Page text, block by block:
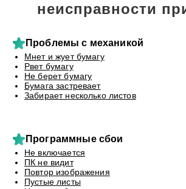
неисправности
Проблемы с механикой
Мнет и жует бумагу
Рвет бумагу
Не берет бумагу
Бумага застревает
Забирает несколько листов
Программные сбои
Не включается
ПК не видит
Повтор изображения
Пустые листы